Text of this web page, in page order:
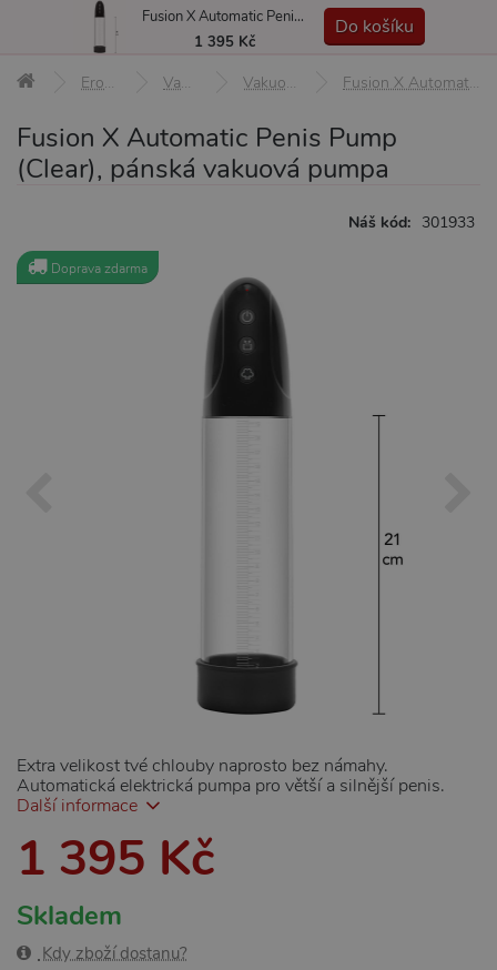
Erotické pomůcky Vakuové pumpy Vakuové pumpy pro muže Fusion X Automatic Penis Pump (Clear), pánská vakuová pumpa
Fusion X Automatic Penis Pump
(Clear), pánská vakuová pumpa
Náš kód: 301933
Doprava zdarma
Extra velikost tvé chlouby naprosto bez námahy.
Automatická elektrická pumpa pro větší a silnější penis.
Další informace
1 395 Kč
Skladem
Kdy zboží dostanu?
Fusion X Automatic Penis Pump (Clear), pánská vakuová pumpa
1 395 Kč
Do košíku